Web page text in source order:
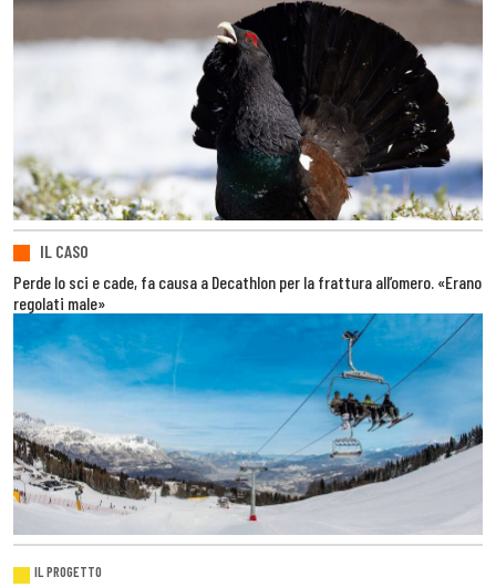
IL CASO
Perde lo sci e cade, fa causa a Decathlon per la frattura all’omero. «Erano
regolati male»
IL PROGETTO